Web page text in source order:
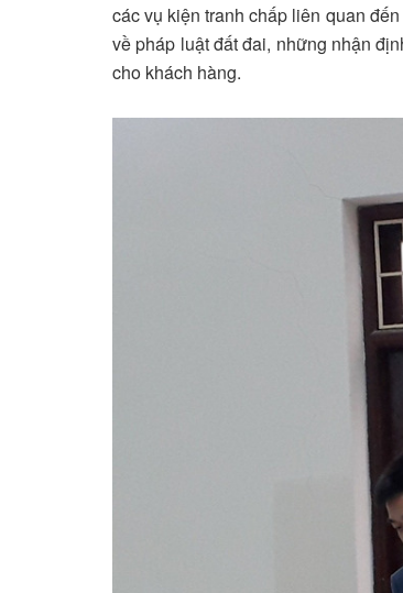
các vụ kiện tranh chấp liên quan
về pháp luật đất đai, những nhận
cho khách hàng.